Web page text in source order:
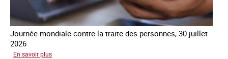
Journée mondiale contre la traite des personnes, 30 juillet
2026
En savoir plus